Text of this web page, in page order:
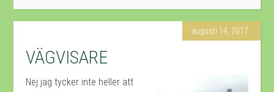
augusti 14, 2017
VÄGVISARE
Nej jag tycker inte heller att